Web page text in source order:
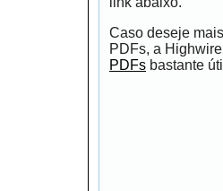
Caso deseje
PDFs, a
PDFs bastante